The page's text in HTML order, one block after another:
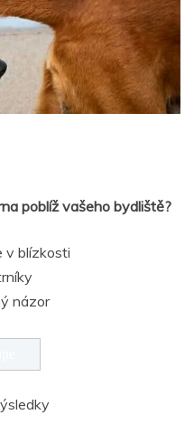
poblíž vašeho bydliště?
v blízkosti
názor